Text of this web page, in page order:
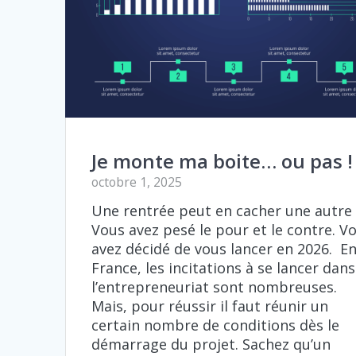
Je monte ma boite… ou pas !
octobre 1, 2025
Une rentrée peut en cacher une autre
Vous avez pesé le pour et le contre.
avez décidé de vous lancer en 2026. En
France, les incitations à se lancer dans
l’entrepreneuriat sont nombreuses.
Mais, pour réussir il faut réunir un
certain nombre de conditions dès le
démarrage du projet. Sachez qu’un